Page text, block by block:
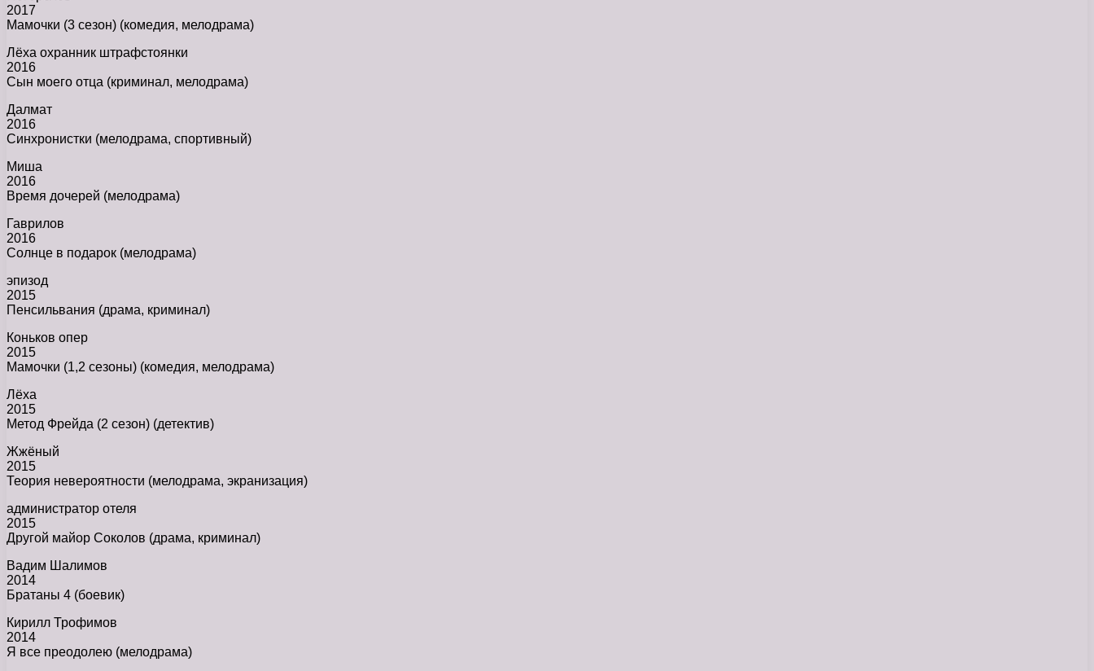
2017
Мамочки (3 сезон) (комедия, мелодрама)
Лёха охранник штрафстоянки
2016
Сын моего отца (криминал, мелодрама)
Далмат
2016
Синхронистки (мелодрама, спортивный)
Миша
2016
Время дочерей (мелодрама)
Гаврилов
2016
Солнце в подарок (мелодрама)
эпизод
2015
Пенсильвания (драма, криминал)
Коньков опер
2015
Мамочки (1,2 сезоны) (комедия, мелодрама)
Лёха
2015
Метод Фрейда (2 сезон) (детектив)
Жжёный
2015
Теория невероятности (мелодрама, экранизация)
администратор отеля
2015
Другой майор Соколов (драма, криминал)
Вадим Шалимов
2014
Братаны 4 (боевик)
Кирилл Трофимов
2014
Я все преодолею (мелодрама)